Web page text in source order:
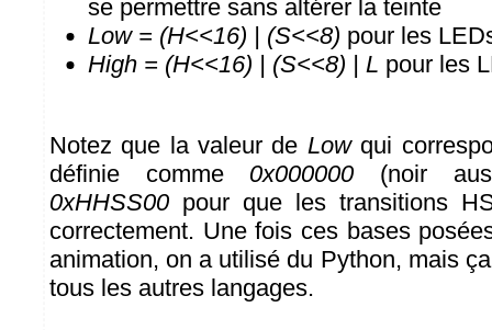
se permettre sans altérer la teinte
Low = (H<<16) | (S<<8) pour les
High = (H<<16) | (S<<8) | L pour les
Notez que la valeur de Lowqui
définie comme 0x000000 (noir
0xHHSS00 pour que les transitions
correctement. Une fois ces bases
animation, on a utilisé du Python, mais
tous les autres langages.